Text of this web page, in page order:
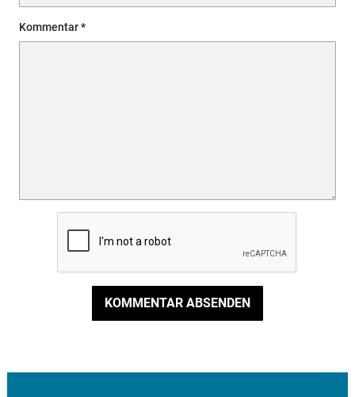
Kommentar
KOMMENTAR ABSENDEN